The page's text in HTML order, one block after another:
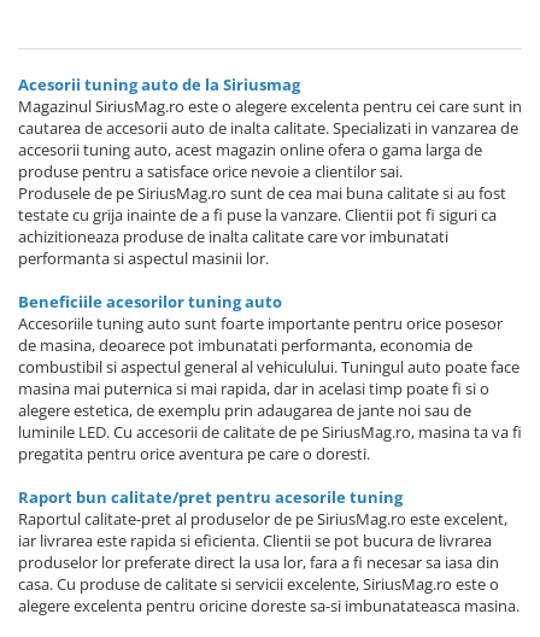
Acesorii tuning auto de la Siriusmag
Magazinul SiriusMag.ro este o alegere excelenta pentru cei care sunt in
cautarea de accesorii auto de inalta calitate. Specializati in vanzarea de
accesorii tuning auto, acest magazin online ofera o gama larga de
produse pentru a satisface orice nevoie a clientilor sai.
Produsele de pe SiriusMag.ro sunt de cea mai buna calitate si au fost
testate cu grija inainte de a fi puse la vanzare. Clientii pot fi siguri ca
achizitioneaza produse de inalta calitate care vor imbunatati
performanta si aspectul masinii lor.
Beneficiile acesorilor tuning auto
Accesoriile tuning auto sunt foarte importante pentru orice posesor
de masina, deoarece pot imbunatati performanta, economia de
combustibil si aspectul general al vehiculului. Tuningul auto poate face
masina mai puternica si mai rapida, dar in acelasi timp poate fi si o
alegere estetica, de exemplu prin adaugarea de jante noi sau de
luminile LED. Cu accesorii de calitate de pe SiriusMag.ro, masina ta va fi
pregatita pentru orice aventura pe care o doresti.
Raport bun calitate/pret pentru acesorile tuning
Raportul calitate-pret al produselor de pe SiriusMag.ro este excelent,
iar livrarea este rapida si eficienta. Clientii se pot bucura de livrarea
produselor lor preferate direct la usa lor, fara a fi necesar sa iasa din
casa. Cu produse de calitate si servicii excelente, SiriusMag.ro este o
alegere excelenta pentru oricine doreste sa-si imbunatateasca masina.